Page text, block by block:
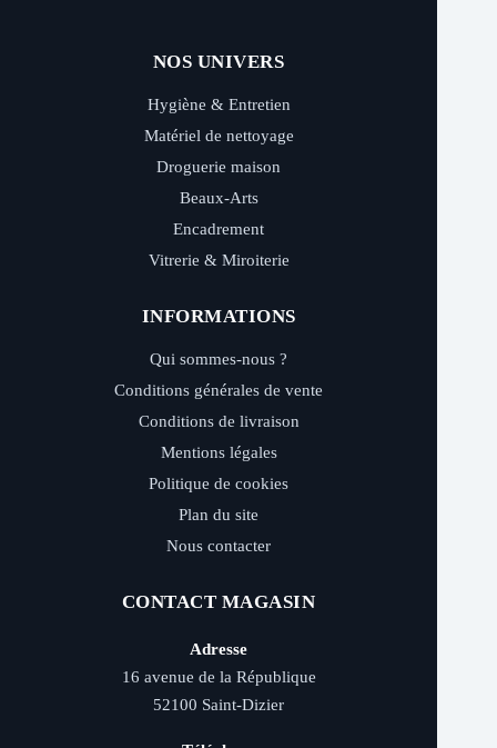
NOS UNIVERS
Hygiène & Entretien
Matériel de nettoyage
Droguerie maison
Beaux-Arts
Encadrement
Vitrerie & Miroiterie
INFORMATIONS
Qui sommes-nous ?
Conditions générales de vente
Conditions de livraison
Mentions légales
Politique de cookies
Plan du site
Nous contacter
CONTACT MAGASIN
Adresse
16 avenue de la République
52100 Saint-Dizier